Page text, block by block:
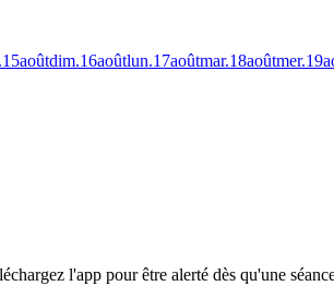
15aoûtdim.16aoûtlun.17aoûtmar.18aoûtmer.19
l'app pour être alerté dès qu'une